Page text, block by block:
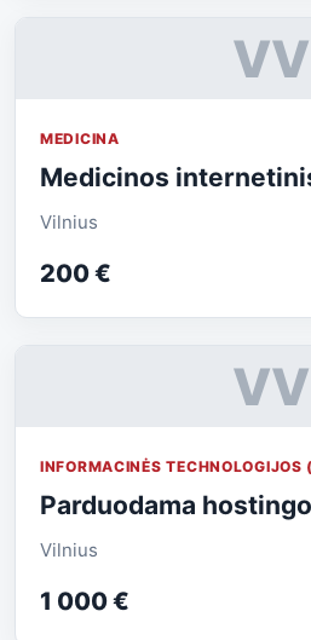
VV
MEDICINA
Medicinos
Vilnius
200 €
VV
INFORMACINĖS TECHNOLOGIJOS
Parduodama
Vilnius
1 000 €